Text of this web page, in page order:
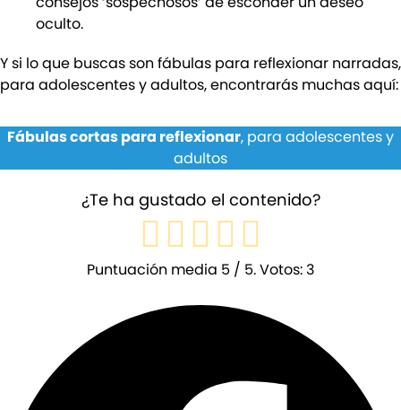
oculto.
Y si lo que buscas son fábulas para reflexionar narradas,
para adolescentes y adultos, encontrarás muchas aquí:
Fábulas cortas para reflexionar, para adolescentes y
adultos
¿Te ha gustado el contenido?
Puntuación media 5 / 5. Votos: 3